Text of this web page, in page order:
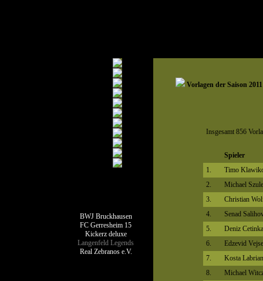
BWJ Bruckhausen
FC Gerresheim 15
Kickerz deluxe
Langenfeld Legends
Real Zebranos e.V.
Vorlagen der Saison 2011
Insgesamt 856
Spieler
1.
Timo
2.
Michael
3.
Christian
4.
Senad
5.
Deniz
6.
Edzevid
7.
Kosta
8.
Michael